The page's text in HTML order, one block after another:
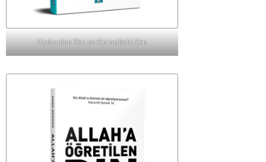
Uydurulan Din ve Kur'an'daki Din